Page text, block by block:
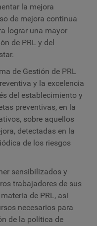
la mejora
de mejora continua
lograr una mayor
de PRL y del
de Gestión de PRL
y la excelencia
del establecimiento y
preventivas, en la
sobre aquellos
detectadas en la
de los riesgos
sensibilizados y
trabajadores de sus
de PRL, así
necesarios para
de la política de